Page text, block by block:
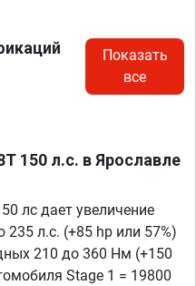
Показать
все
150 л.с. в Ярославле
лс дает увеличение
л.с. (+85 hp или 57%)
210 до 360 Нм (+150
Stage 1 = 19800